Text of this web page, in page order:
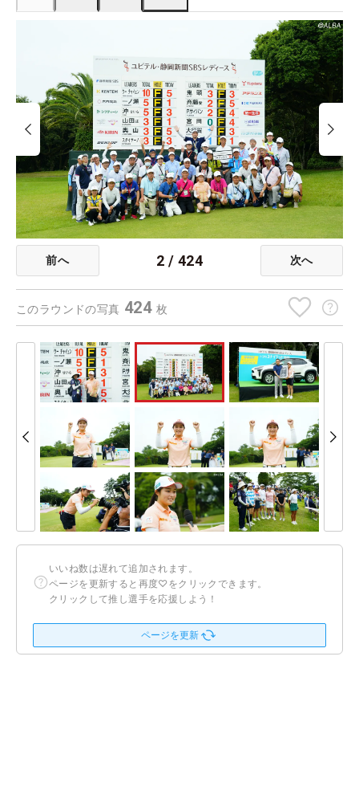
前へ 2 / 424 次へ
このラウンドの写真 424 枚
いいね数は遅れて追加されます。
ページを更新すると再度♡をクリックできます。
クリックして推し選手を応援しよう！
ページを更新